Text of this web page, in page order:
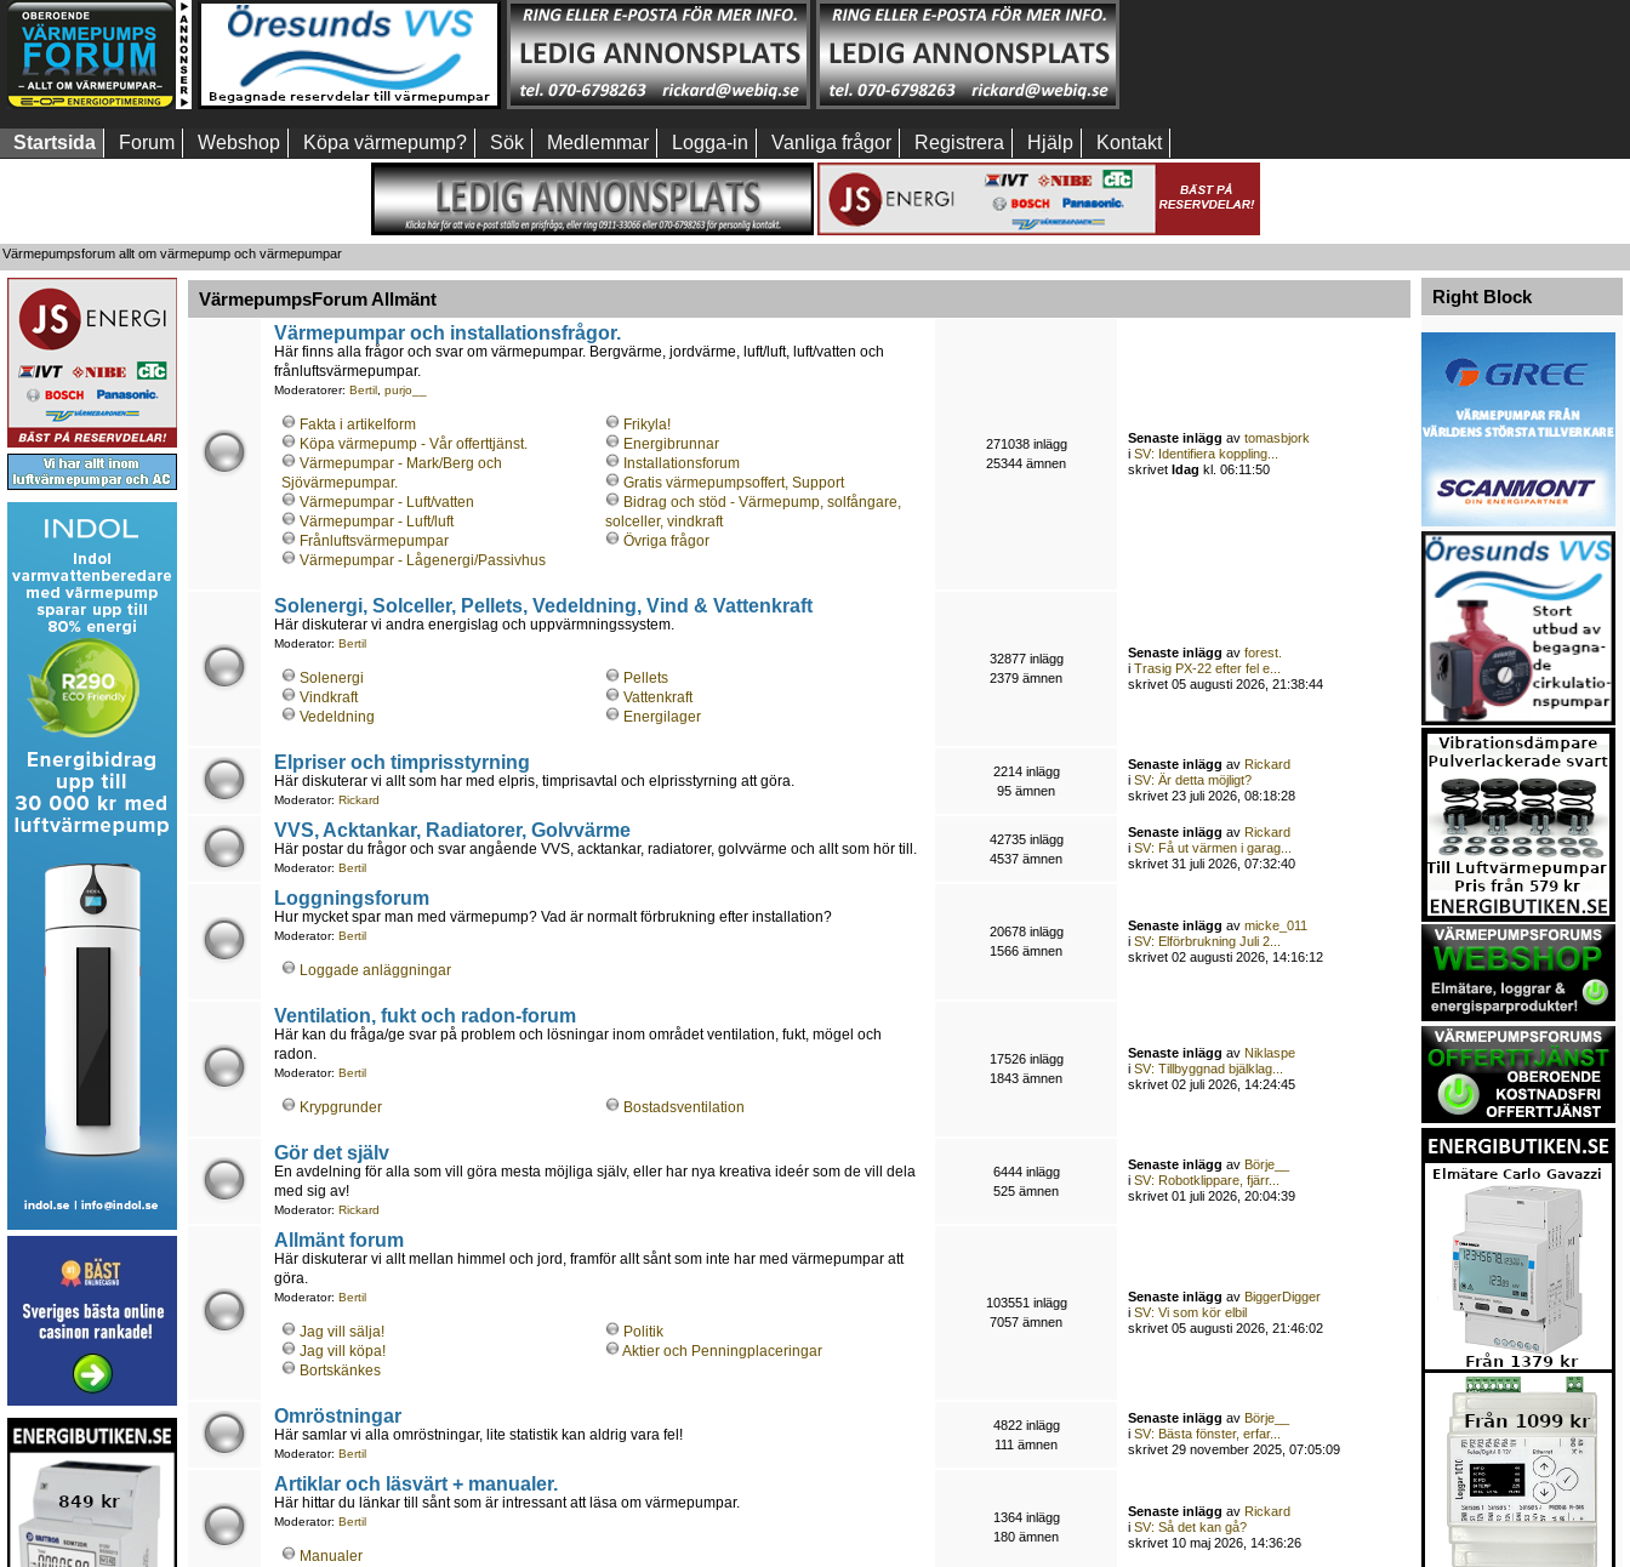
Startsida Forum Webshop Köpa värmepump? Sök Medlemmar Logga-in Vanliga frågor Registrera Hjälp Kontakt
Värmepumpsforum allt om värmepump och värmepumpar
VärmepumpsForum Allmänt
Värmepumpar och installationsfrågor.
Här finns alla frågor och svar om värmepumpar. Bergvärme, jordvärme, luft/luft, luft/vatten och
frånluftsvärmepumpar.
Moderatorer: Bertil, purjo__
Fakta i artikelform
Köpa värmepump - Vår offerttjänst.
Värmepumpar - Mark/Berg och
Sjövärmepumpar.
Värmepumpar - Luft/vatten
Värmepumpar - Luft/luft
Frånluftsvärmepumpar
Värmepumpar - Lågenergi/Passivhus
Frikyla!
Energibrunnar
Installationsforum
Gratis värmepumpsoffert, Support
Bidrag och stöd - Värmepump, solfångare,
solceller, vindkraft
Övriga frågor
271038 inlägg
25344 ämnen
Senaste inlägg avtomasbjork
iSV: Identifiera koppling...
skrivetIdag kl. 06:11:50
Solenergi, Solceller, Pellets, Vedeldning, Vind & Vattenkraft
Här diskuterar vi andra energislag och uppvärmningssystem.
Moderator: Bertil
Solenergi
Vindkraft
Vedeldning
Pellets
Vattenkraft
Energilager
32877 inlägg
2379 ämnen
Senaste inlägg avforest.
iTrasig PX-22 efter fel e...
skrivet 05 augusti 2026, 21:38:44
Elpriser och timprisstyrning
Här diskuterar vi allt som har med elpris, timprisavtal och elprisstyrning att göra.
Moderator: Rickard
2214 inlägg
95 ämnen
Senaste inlägg avRickard
iSV: Är detta möjligt?
skrivet 23 juli 2026, 08:18:28
VVS, Acktankar, Radiatorer, Golvvärme
Här postar du frågor och svar angående VVS, acktankar, radiatorer, golvvärme och allt som hör till.
Moderator: Bertil
42735 inlägg
4537 ämnen
Senaste inlägg avRickard
iSV: Få ut värmen i garag...
skrivet 31 juli 2026, 07:32:40
Loggningsforum
Hur mycket spar man med värmepump? Vad är normalt förbrukning efter installation?
Moderator: Bertil
Loggade anläggningar
20678 inlägg
1566 ämnen
Senaste inlägg avmicke_011
iSV: Elförbrukning Juli 2...
skrivet 02 augusti 2026, 14:16:12
Ventilation, fukt och radon-forum
Här kan du fråga/ge svar på problem och lösningar inom området ventilation, fukt, mögel och
radon.
Moderator: Bertil
Krypgrunder Bostadsventilation
17526 inlägg
1843 ämnen
Senaste inlägg avNiklaspe
iSV: Tillbyggnad bjälklag...
skrivet 02 juli 2026, 14:24:45
Gör det själv
En avdelning för alla som vill göra mesta möjliga själv, eller har nya kreativa ideér som de vill dela
med sig av!
Moderator: Rickard
6444 inlägg
525 ämnen
Senaste inlägg avBörje__
iSV: Robotklippare, fjärr...
skrivet 01 juli 2026, 20:04:39
Allmänt forum
Här diskuterar vi allt mellan himmel och jord, framför allt sånt som inte har med värmepumpar att
göra.
Moderator: Bertil
Jag vill sälja!
Jag vill köpa!
Bortskänkes
Politik
Aktier och Penningplaceringar
103551 inlägg
7057 ämnen
Senaste inlägg avBiggerDigger
iSV: Vi som kör elbil
skrivet 05 augusti 2026, 21:46:02
Omröstningar
Här samlar vi alla omröstningar, lite statistik kan aldrig vara fel!
Moderator: Bertil
4822 inlägg
111 ämnen
Senaste inlägg avBörje__
iSV: Bästa fönster, erfar...
skrivet 29 november 2025, 07:05:09
Artiklar och läsvärt + manualer.
Här hittar du länkar till sånt som är intressant att läsa om värmepumpar.
Moderator: Bertil
Manualer
1364 inlägg
180 ämnen
Senaste inlägg avRickard
iSV: Så det kan gå?
skrivet 10 maj 2026, 14:36:26
Right Block